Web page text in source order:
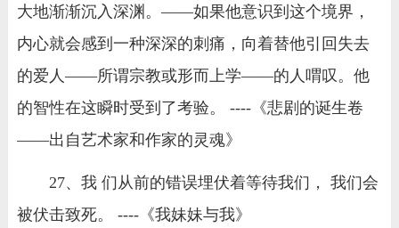
大地渐渐沉入深渊。——如果他意识到这个境界，
内心就会感到一种深深的刺痛，向着替他引回失去
的爱人——所谓宗教或形而上学——的人喟叹。他
的智性在这瞬时受到了考验。 ----《悲剧的诞生卷
——出自艺术家和作家的灵魂》
27、我 们从前的错误埋伏着等待我们， 我们会
被伏击致死。 ----《我妹妹与我》